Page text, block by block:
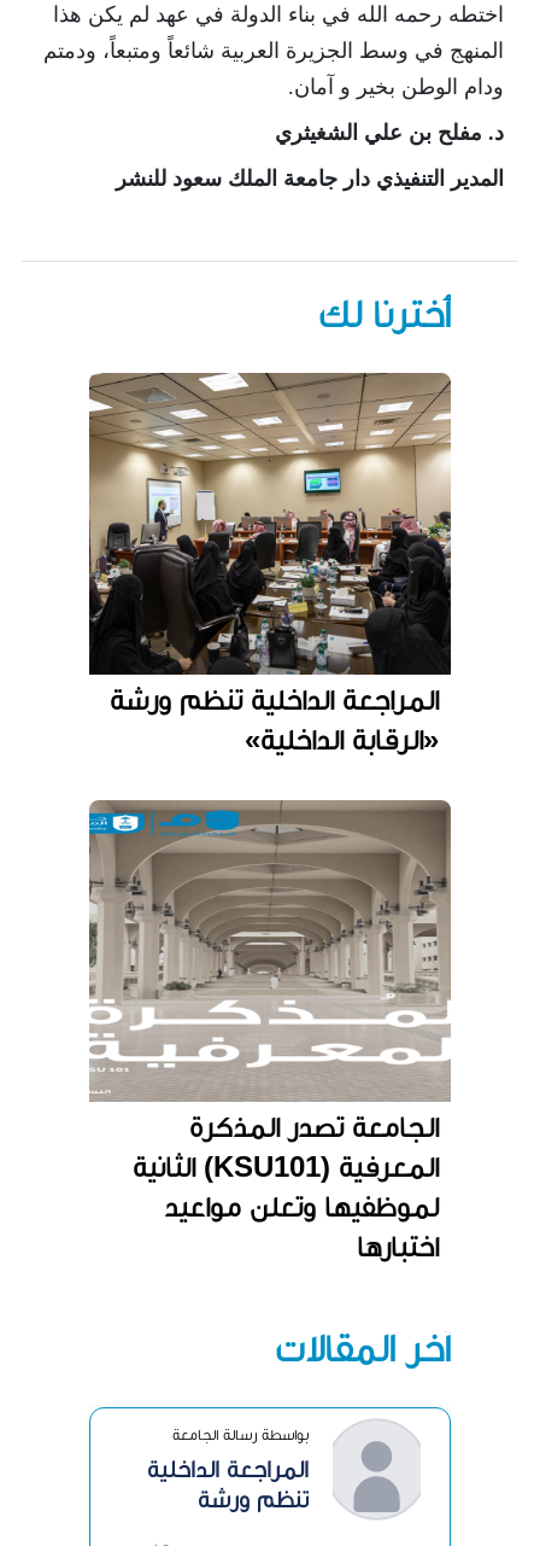
أخترنا لك
المراجعة الداخلية تنظم ورشة
«الرقابة الداخلية»
الجامعة تصدر المذكرة
المعرفية (KSU101) الثانية
لموظفيها وتعلن مواعيد
اختبارها
آخر المقالات
بواسطة رسالة الجامعة
المراجعة الداخلية
تنظم ورشة
اختطه رحمه الله في بناء الدولة في عهد لم يكن هذا
المنهج في وسط الجزيرة العربية شائعاً ومتبعاً، ودمتم
ودام الوطن بخير و آمان.
د. مفلح بن علي الشغيثري
المدير التنفيذي دار جامعة الملك سعود للنشر